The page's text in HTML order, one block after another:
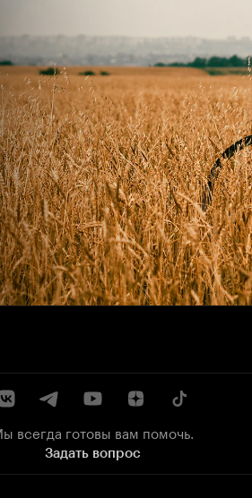
всегда готовы вам помочь.
Задать вопрос